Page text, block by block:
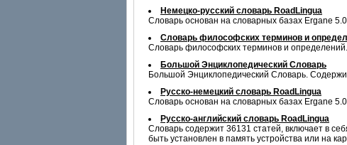
Немецко-русский словарь RoadLingua
Словарь основан на словарных базах Ergane
Словарь философских терминов и
Словарь философских терминов и
Большой Энциклопедический Cловарь
Большой Энциклопедический Словарь.
Русско-немецкий словарь RoadLingua
Словарь основан на словарных базах Ergane
Русско-английский словарь RoadLingua
Словарь содержит 36131 статей, включает в
быть установлен в память устройства или на